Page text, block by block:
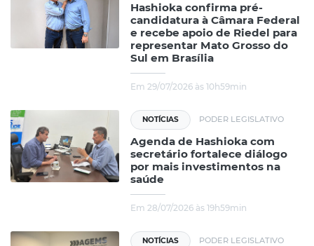
Hashioka confirma pré-
candidatura à Câmara Federal
e recebe apoio de Riedel para
representar Mato Grosso do
Sul em Brasília
Em 29/07/2026 às 10h59min
NOTÍCIAS PODER LEGISLATIVO
Agenda de Hashioka com
secretário fortalece diálogo
por mais investimentos na
saúde
Em 28/07/2026 às 19h59min
NOTÍCIAS PODER LEGISLATIVO